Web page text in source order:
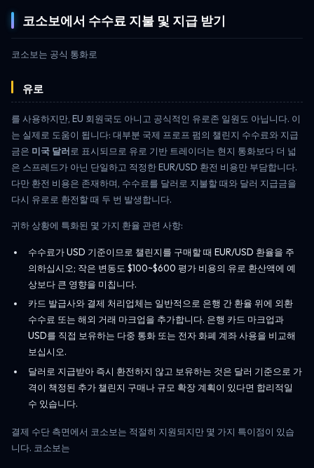
코소보에서 수수료 지불 및 지급 받기
코소보는 공식 통화로
유로
를 사용하지만, EU 회원국도 아니고 공식적인 유로존 일원도 아닙니다. 이
는 실제로 도움이 됩니다: 대부분 국제 프로프 펌의 챌린지 수수료와 지급
금은 미국 달러로 표시되므로 유로 기반 트레이더는 현지 통화보다 더 넓
은 스프레드가 아닌 단일하고 적정한 EUR/USD 환전 비용만 부담합니다.
다만 환전 비용은 존재하며, 수수료를 달러로 지불할 때와 달러 지급금을
다시 유로로 환전할 때 두 번 발생합니다.
귀하 상황에 특화된 몇 가지 환율 관련 사항:
수수료가 USD 기준이므로 챌린지를 구매할 때 EUR/USD 환율을 주
의하십시오; 작은 변동도 $100~$600 평가 비용의 유로 환산액에 예
상보다 큰 영향을 미칩니다.
카드 발급사와 결제 처리업체는 일반적으로 은행 간 환율 위에 외환
수수료 또는 해외 거래 마크업을 추가합니다. 은행 카드 마크업과
USD를 직접 보유하는 다중 통화 또는 전자 화폐 계좌 사용을 비교해
보십시오.
달러로 지급받아 즉시 환전하지 않고 보유하는 것은 달러 기준으로 가
격이 책정된 추가 챌린지 구매나 규모 확장 계획이 있다면 합리적일
수 있습니다.
결제 수단 측면에서 코소보는 적절히 지원되지만 몇 가지 특이점이 있습
니다. 코소보는